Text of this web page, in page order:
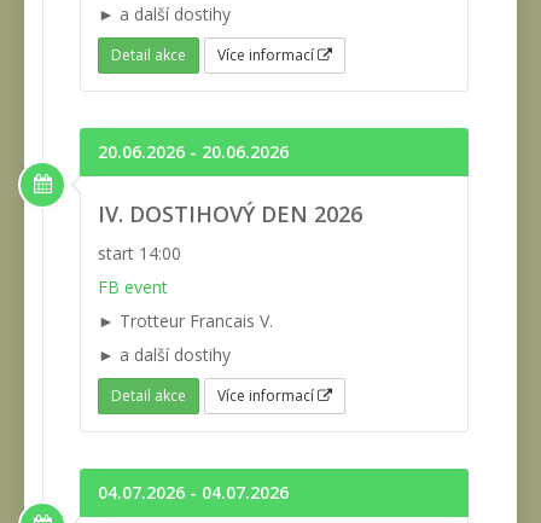
► a další dostihy
Detail akce Více informací
20.06.2026 - 20.06.2026
IV. DOSTIHOVÝ DEN 2026
start 14:00
FB event
► Trotteur Francais V.
► a další dostihy
Detail akce Více informací
04.07.2026 - 04.07.2026